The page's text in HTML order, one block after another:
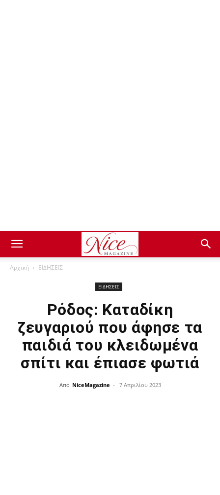
Αρχική ΕΙΔΗΣΕΙΣ
ΕΙΔΗΣΕΙΣ
Ρόδος: Καταδίκη
ζευγαριού που άφησε τα
παιδιά του κλειδωμένα
σπίτι και έπιασε φωτιά
Από NiceMagazine - 7 Απριλίου 2023